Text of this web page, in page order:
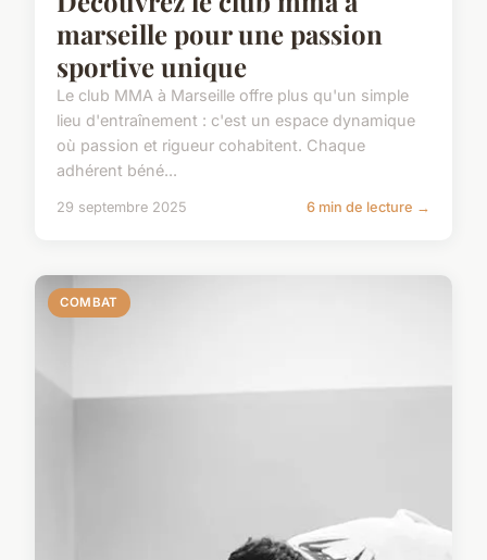
marseille pour une passion
sportive unique
Le club MMA à Marseille offre plus qu'un simple
lieu d'entraînement : c'est un espace dynamique
où passion et rigueur cohabitent. Chaque
adhérent béné...
29 septembre 2025 6 min de lecture →
COMBAT